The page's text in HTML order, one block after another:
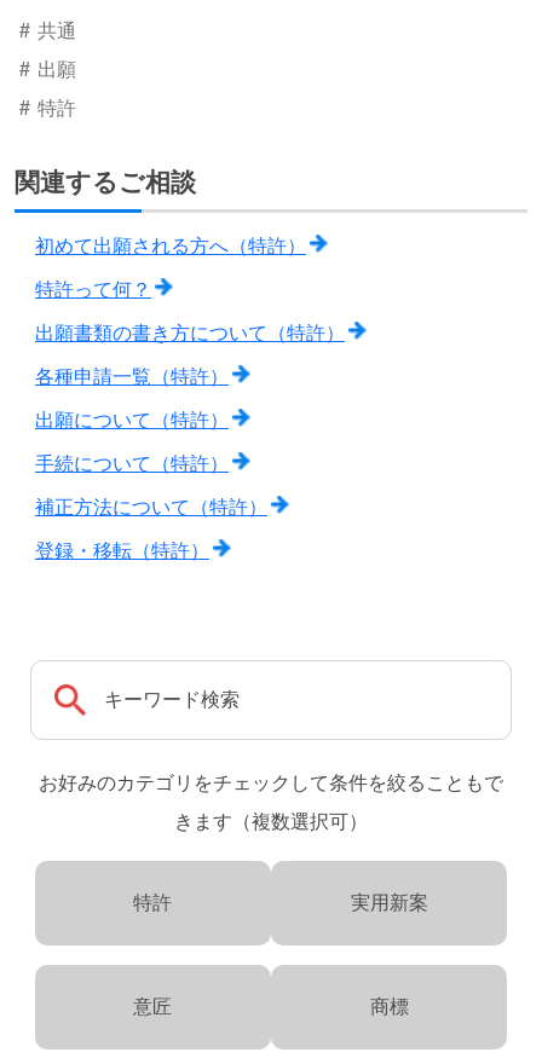
共通
出願
特許
関連するご相談
初めて出願される方へ（特許）
特許って何？
出願書類の書き方について（特許）
各種申請一覧（特許）
出願について（特許）
手続について（特許）
補正方法について（特許）
登録・移転（特許）
お好みのカテゴリをチェックして条件を絞ることもで
きます（複数選択可）
特許 実用新案
意匠 商標